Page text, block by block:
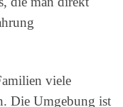
viele
Die Umgebung ist